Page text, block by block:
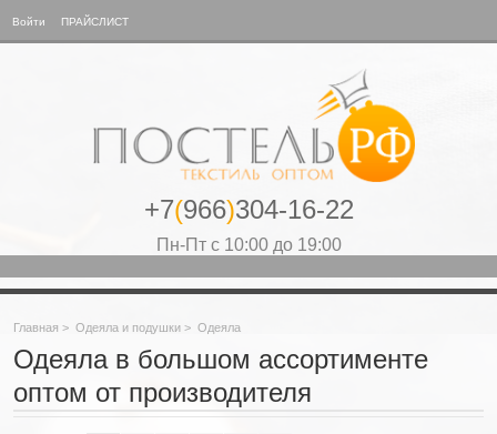
Войти ПРАЙСЛИСТ
+7(966)304-16-22
Пн-Пт с 10:00 до 19:00
Главная > Одеяла и подушки > Одеяла
Одеяла в большом ассортименте
оптом от производителя